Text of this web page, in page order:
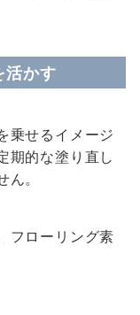
活かす
乗せるイメージ
期的な塗り直し
。
フローリング素